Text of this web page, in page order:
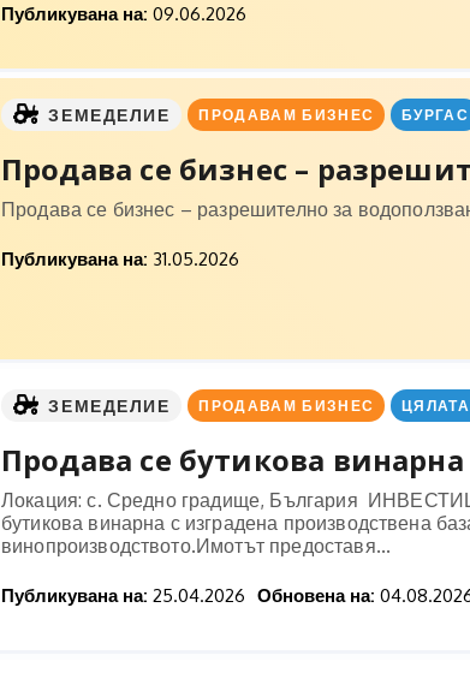
Публикувана на: 09.06.2026
ЗЕМЕДЕЛИЕ ПРОДАВАМ БИЗНЕС БУРГАС
Продава се бизнес –
Продава се бизнес – разрешително за
Публикувана на: 31.05.2026
ЗЕМЕДЕЛИЕ ПРОДАВАМ БИЗНЕС
Продава се бутикова
Локация: с. Средно градище, България
бутикова винарна с изградена производствена
винопроизводството.Имотът предоставя...
Публикувана на: 25.04.2026 Обновена на: